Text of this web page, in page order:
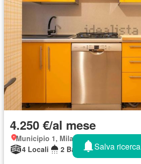
4.250 €/al mese
Municipio 1, Milano
4 Locali
2 Bagni 100 m²
Salva ricerca